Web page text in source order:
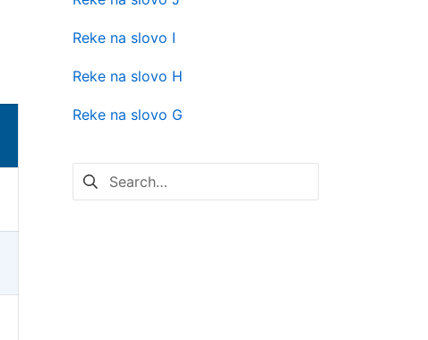
Reke na slovo I
Reke na slovo H
Reke na slovo G
Pretraga
za: